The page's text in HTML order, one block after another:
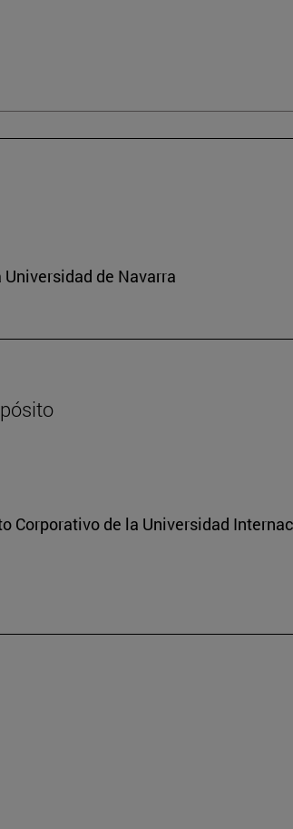
de Navarra
Corporativo de la Universidad